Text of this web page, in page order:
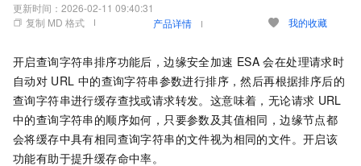
更新时间： 2026-02-11 09:40:31
复制 MD 格式
产品详情 我的收藏
开启查询字符串排序功能后，边缘安全加速 ESA 会在处理请求时
自动对 URL 中的查询字符串参数进行排序，然后再根据排序后的
查询字符串进行缓存查找或请求转发。这意味着，无论请求 URL
中的查询字符串的顺序如何，只要参数及其值相同，边缘节点都
会将缓存中具有相同查询字符串的文件视为相同的文件。开启该
功能有助于提升缓存命中率。